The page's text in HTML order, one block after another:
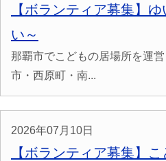
【ボランティア募集】
い～
那覇市でこどもの居場所を運
市・西原町・南...
2026年07月10日
【ボランティア募集】